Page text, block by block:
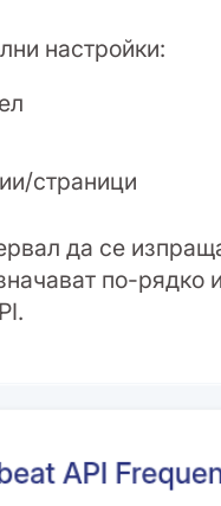
настройки:
страници
да се
по-